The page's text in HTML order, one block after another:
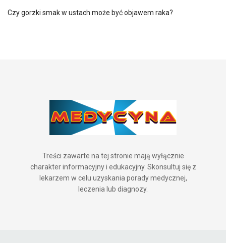
Czy gorzki smak w ustach może być objawem raka?
Treści zawarte na tej stronie mają wyłącznie
charakter informacyjny i edukacyjny. Skonsultuj się z
lekarzem w celu uzyskania porady medycznej,
leczenia lub diagnozy.